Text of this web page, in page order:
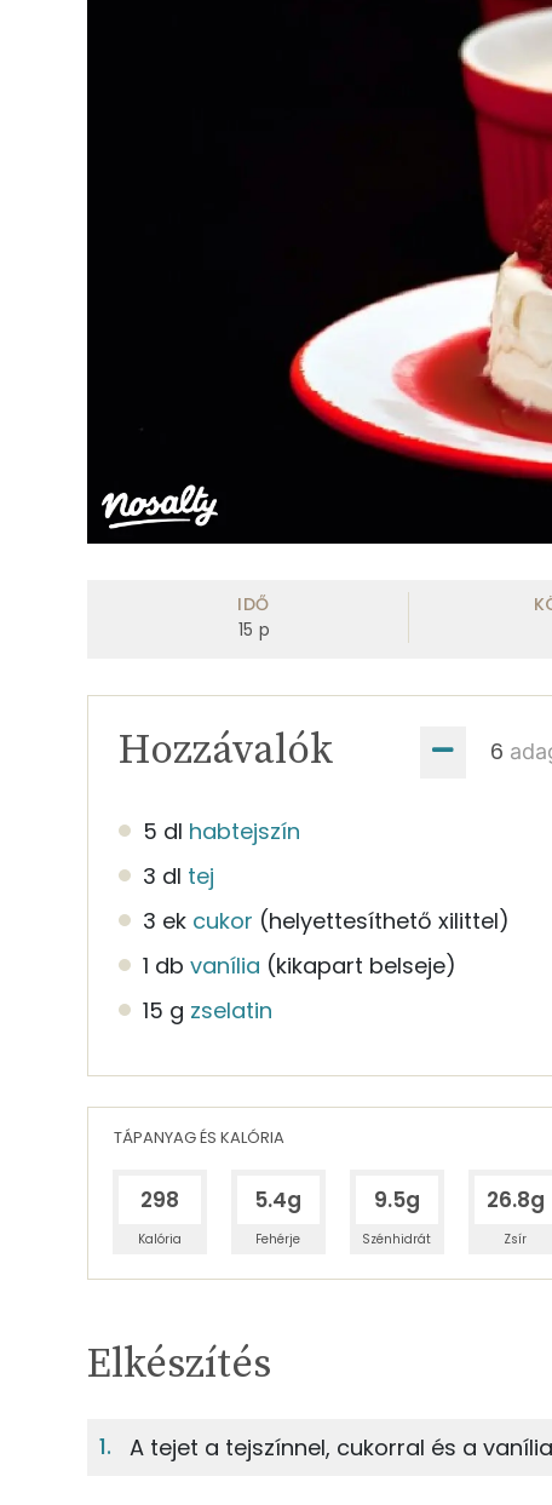
IDŐ
15 p
Hozzávalók
5 dl habtejszín
3 dl tej
3 ek cukor (helyettesíthető xilittel)
1 db vanília (kikapart belseje)
15 g zselatin
TÁPANYAG ÉS KALÓRIA
298
Kalória
5.4g
Fehérje
9.5g
Szénhidrát
26.8g
Zsír
TÁPANYAGTARTALOM
Elkészítés
A tejet a tejszínnel, cukorral és a